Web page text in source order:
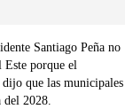
Santiago Peña no
Este porque el
dijo que las municipales
2028.